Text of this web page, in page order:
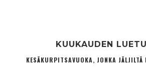
KUUKAUDEN
KESÄKURPITSAVUOKA, JONKA JÄLJILTÄ